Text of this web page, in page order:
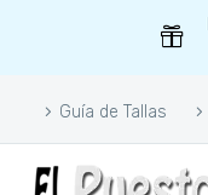
Guía de Tallas